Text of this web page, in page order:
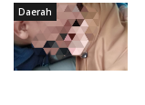
Daerah